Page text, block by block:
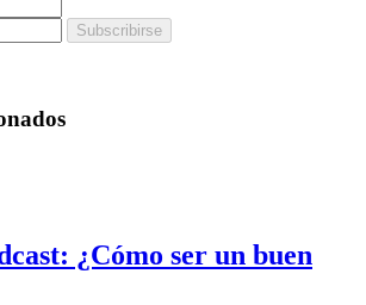
Subscribirse
¿Cómo ser un buen